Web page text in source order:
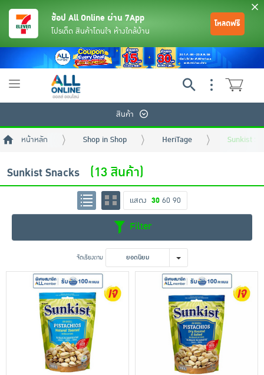
เครื่องปรุงรสและของแห้ง
ขนมขบเคี้ยว และช็อคโกแลต
อาหารสด ผัก ผลไม้และเบเกอรี่
ช้อป All Online ผ่าน 7App
โปรเด็ด สินค้าโดนใจ ห้างใกล้บ้าน
โหลดฟรี
Toggle
สินค้า
หน้าหลัก Shop in Shop HeriTage Sunkist
Sunkist Snacks (13 สินค้า)
แสดง 30 60 90
Filter
จัดเรียงตาม ยอดนิยม